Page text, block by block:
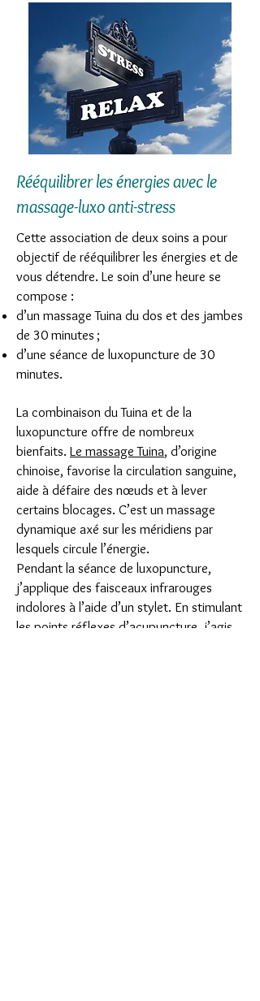
Rééquilibrer les énergies avec le
massage-luxo anti-stress
Cette association de deux soins a pour
objectif de rééquilibrer les énergies et de
vous détendre. Le soin d’une heure se
compose :
d’un massage Tuina du dos et des jambes
de 30 minutes ;
d’une séance de luxopuncture de 30
minutes.
La combinaison du Tuina et de la
luxopuncture offre de nombreux
bienfaits. Le massage Tuina, d’origine
chinoise, favorise la circulation sanguine,
aide à défaire des nœuds et à lever
certains blocages. C’est un massage
dynamique axé sur les méridiens par
lesquels circule l’énergie.
Pendant la séance de luxopuncture,
j’applique des faisceaux infrarouges
indolores à l’aide d’un stylet. En stimulant
les points réflexes d’acupuncture, j’agis